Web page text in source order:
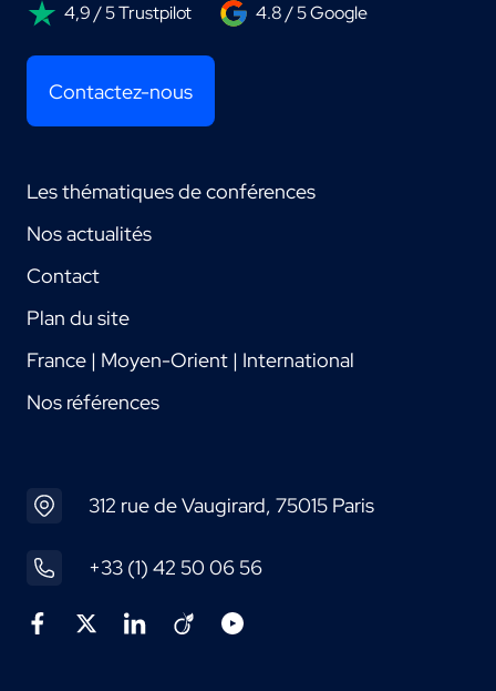
4,9 / 5 Trustpilot 4.8 / 5 Google
Contactez-nous
Les thématiques de conférences
Nos actualités
Contact
Plan du site
France | Moyen-Orient | International
Nos références
312 rue de Vaugirard, 75015 Paris
+33 (1) 42 50 06 56